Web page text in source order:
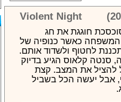
האתר
Violent Night
חוגגת את חג
המשפחה כאשר כנופיה של
לחטוף ולשדוד אותם.
קלאוס הגיע בדיוק
להציל את המצב. קצת
אבל יעשה הכל בשביל